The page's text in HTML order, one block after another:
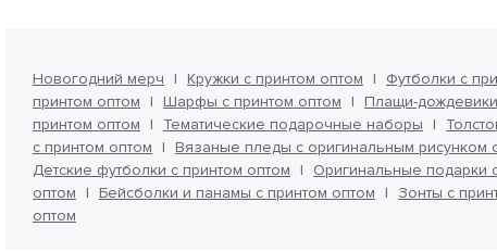
Новогодний мерч Кружки с принтом оптом Футболки с
принтом оптом
Шарфы с принтом оптом Плащи-
принтом оптом
Тематические подарочные наборы
с принтом оптом
Вязаные пледы с оригинальным рисунком
Детские футболки с принтом оптом
Оригинальные подарки
оптом
Бейсболки и панамы с принтом оптом Зонты с
оптом